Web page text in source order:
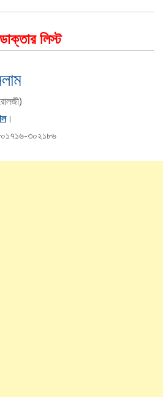
লিস্ট
।
৩০২১৮৬